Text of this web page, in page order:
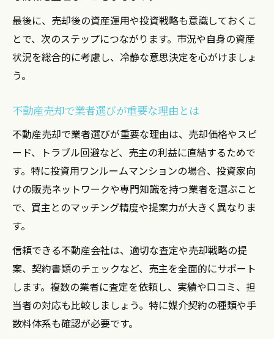
最後に、売却後の資産運用や投資戦略も意識しておくこ
とで、次のステップにつながります。市況や自身の資産
状況を総合的に考慮し、冷静な意思決定を心がけましょ
う。
不動産売却で業者選びが重要な理由とは
不動産売却で業者選びが重要な理由は、売却価格やスピ
ード、トラブル回避など、売主の利益に直結するためで
す。特に投資用ワンルームマンションの場合、投資家向
けの販売ネットワークや専門知識を持つ業者を選ぶこと
で、買主とのマッチング精度や提案力が大きく異なりま
す。
信頼できる不動産会社は、適切な査定や売却戦略の提
案、契約書類のチェックなど、売主を全面的にサポート
します。複数の業者に査定を依頼し、実績や口コミ、担
当者の対応も比較しましょう。特に媒介契約の種類や手
数料体系も確認が必要です。